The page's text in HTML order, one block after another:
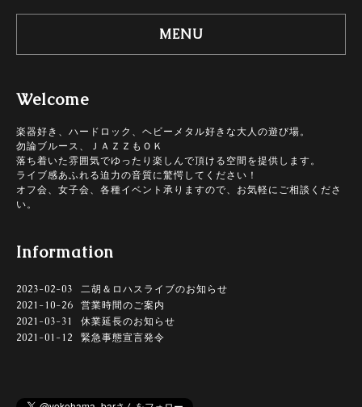
MENU
Welcome
楽器好き、ハードロック、ヘビーメタル好きな大人の遊び場。
勿論ブルース、ＪＡＺＺもＯＫ
落ち着いた雰囲気でゆったり楽しんで頂ける空間を提供します。
ライブ感あふれる迫力の音質に驚愕してください！
オフ会、女子会、各種イベント承りますので、お気軽にご相談くださ
い。
Information
2023-02-03
二胡＆ロハスライブのお知らせ
2021-10-26
営業時間のご案内
2021-03-31
休業延長のお知らせ
2021-01-12
緊急事態宣言発令